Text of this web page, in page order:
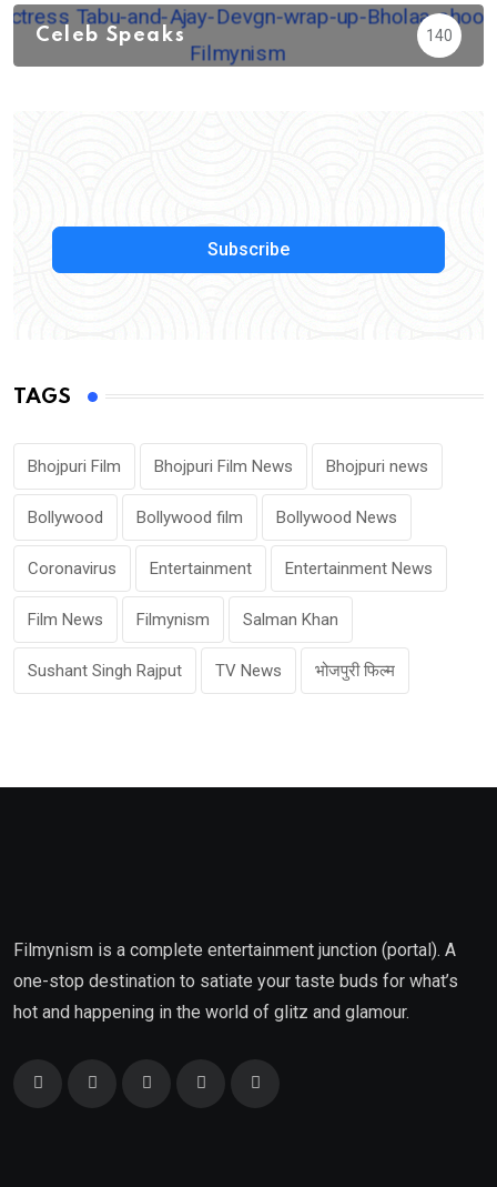
Celeb Speaks 140
Subscribe
TAGS
Bhojpuri Film Bhojpuri Film News Bhojpuri news
Bollywood Bollywood film Bollywood News
Coronavirus Entertainment Entertainment News
Film News Filmynism Salman Khan
Sushant Singh Rajput TV News भोजपुरी फिल्म
Filmynism is a complete entertainment junction (portal). A
one-stop destination to satiate your taste buds for what’s
hot and happening in the world of glitz and glamour.